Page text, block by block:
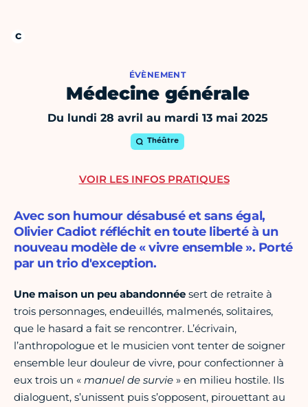
ÉVÈNEMENT
Médecine générale
Du lundi 28 avril au mardi 13 mai 2025
Théâtre
Avec son humour désabusé et sans égal,
Olivier Cadiot réfléchit en toute liberté à un
nouveau modèle de « vivre ensemble ». Porté
par un trio d'exception.
Une maison un peu abandonnée sert de retraite à
trois personnages, endeuillés, malmenés, solitaires,
que le hasard a fait se rencontrer. L’écrivain,
l’anthropologue et le musicien vont tenter de soigner
ensemble leur douleur de vivre, pour confectionner à
eux trois un « manuel de survie » en milieu hostile. Ils
dialoguent, s’unissent puis s’opposent, pirouettant au
VOIR LES INFOS PRATIQUES